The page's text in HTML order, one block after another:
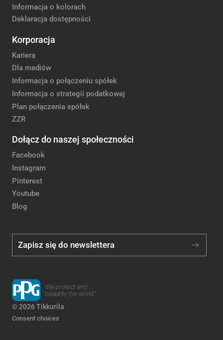
Informacja o kolorach
Deklaracja dostępności
Korporacja
Kariera
Dla mediów
Informacja o połączeniu spółek
Informacja o strategii podatkowej
Plan połączenia spółek
ZZR
Dołącz do naszej społeczności
Facebook
Instagram
Pinterest
Youtube
Blog
Zapisz się do newslettera
© 2026 Tikkurila
Consent choices